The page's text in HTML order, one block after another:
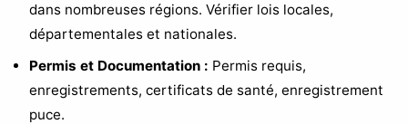
dans nombreuses régions. Vérifier lois locales,
départementales et nationales.
Permis et Documentation : Permis requis,
enregistrements, certificats de santé, enregistrement
puce.